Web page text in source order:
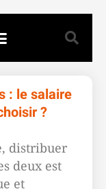
: le salaire
?
distribuer
deux est
et